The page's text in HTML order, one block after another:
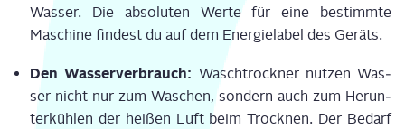
Was­ser. Die abso­lu­ten Wer­te für eine bestimm­te
Maschi­ne fin­dest du auf dem Ener­gie­la­bel des Geräts.
Den Was­ser­ver­brauch: Wasch­trock­ner nut­zen Was­
ser nicht nur zum Waschen, son­dern auch zum Her­un­
ter­küh­len der hei­ßen Luft beim Trock­nen. Der Bedarf